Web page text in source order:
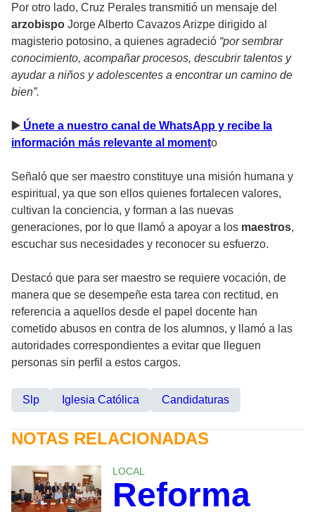
Por otro lado, Cruz Perales transmitió un mensaje del
arzobispo Jorge Alberto Cavazos Arizpe dirigido al
magisterio potosino, a quienes agradeció “por sembrar
conocimiento, acompañar procesos, descubrir talentos y
ayudar a niños y adolescentes a encontrar un camino de
bien”.
▶ ️ Únete a nuestro canal de WhatsApp y recibe la
información más relevante al momento
Señaló que ser maestro constituye una misión humana y
espiritual, ya que son ellos quienes fortalecen valores,
cultivan la conciencia, y forman a las nuevas
generaciones, por lo que llamó a apoyar a los maestros,
escuchar sus necesidades y reconocer su esfuerzo.
Destacó que para ser maestro se requiere vocación, de
manera que se desempeñe esta tarea con rectitud, en
referencia a aquellos desde el papel docente han
cometido abusos en contra de los alumnos, y llamó a las
autoridades correspondientes a evitar que lleguen
personas sin perfil a estos cargos.
Slp Iglesia Católica Candidaturas
NOTAS RELACIONADAS
LOCAL
Reforma